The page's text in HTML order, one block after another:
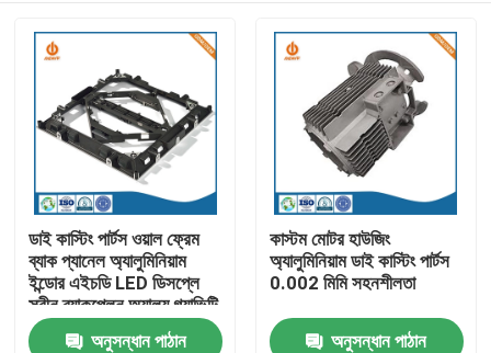
ডাই কাস্টিং পার্টস ওয়াল ফ্রেম
ব্যাক প্যানেল অ্যালুমিনিয়াম
ইন্ডোর এইচডি LED ডিসপ্লে
স্ক্রীন ব্যাকপ্লেন অ্যালয় গ্র্যাভিটি
ক্যাবিনেট
অনুসন্ধান পাঠান
কাস্টম মোটর হাউজিং
অ্যালুমিনিয়াম ডাই কাস্টিং পার্টস
0.002 মিমি সহনশীলতা
অনুসন্ধান পাঠান